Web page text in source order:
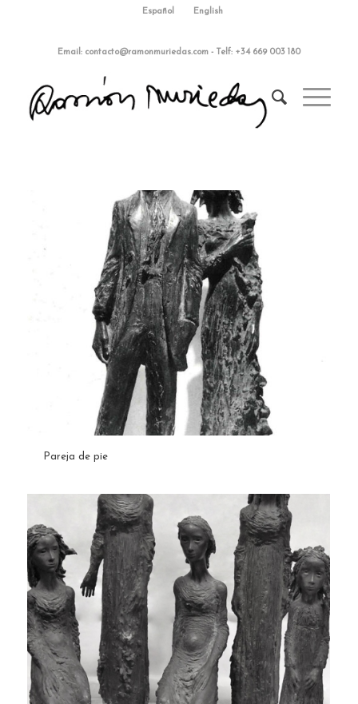
Español English
Email: contacto@ramonmuriedas.com- Telf: +34 669 003 180
Pareja de pie